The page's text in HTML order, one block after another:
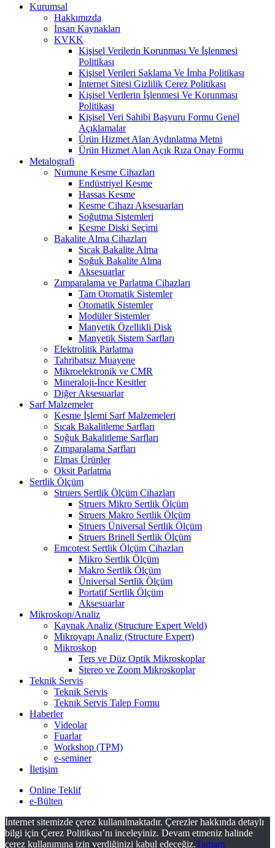
Kurumsal
Hakkımızda
İnsan Kaynakları
KVKK
Kişisel Verilerin Korunması Ve İşlenmesi
Politikası
Kişisel Verileri Saklama Ve İmha Politikası
İnternet Sitesi Gizlilik Çerez Politikası
Kişisel Verilerin İşlenmesi Ve Korunması
Politikası
Kişisel Veri Sahibi Başvuru Formu Genel
Açıklamalar
Ürün Hizmet Alan Aydınlatma Metni
Ürün Hizmet Alan Açık Rıza Onay Formu
Metalografi
Numune Kesme Cihazları
Endüstriyel Kesme
Hassas Kesme
Kesme Cihazı Aksesuarları
Soğutma Sistemleri
Kesme Diski Seçimi
Bakalite Alma Cihazları
Sıcak Bakalite Alma
Soğuk Bakalite Alma
Aksesuarlar
Zımparalama ve Parlatma Cihazları
Tam Otomatik Sistemler
Otomatik Sistemler
Modüler Sistemler
Manyetik Özellikli Disk
Manyetik Sistem Sarfları
Elektrolitik Parlatma
Tahribatsız Muayene
Mikroelektronik ve CMR
Mineraloji-İnce Kesitler
Diğer Aksesuarlar
Sarf Malzemeler
Kesme İşlemi Sarf Malzemeleri
Sıcak Bakalitleme Sarfları
Soğuk Bakalitleme Sarfları
Zımparalama Sarfları
Elmas Ürünler
Oksit Parlatma
Sertlik Ölçüm
Struers Sertlik Ölçüm Cihazları
Struers Mikro Sertlik Ölçüm
Struers Makro Sertlik Ölçüm
Struers Üniversal Sertlik Ölçüm
Struers Brinell Sertlik Ölçüm
Emcotest Sertlik Ölçüm Cihazları
Mikro Sertlik Ölçüm
Makro Sertlik Ölçüm
Üniversal Sertlik Ölçüm
Portatif Sertlik Ölçüm
Aksesuarlar
Mikroskop/Analiz
Kaynak Analiz (Structure Expert Weld)
Mikroyapı Analiz (Structure Expert)
Mikroskop
Ters ve Düz Optik Mikroskoplar
Stereo ve Zoom Mikroskoplar
Teknik Servis
Teknik Servis
Teknik Servis Talep Formu
Haberler
Videolar
Fuarlar
Workshop (TPM)
e-seminer
İletişim
Online Teklif
e-Bülten
İnternet sitemizde çerez kullanılmaktadır. Çerezler hakkında detaylı
bilgi için Çerez Politikası’nı inceleyiniz. Devam etmeniz halinde
çerez kullanımına izin verdiğinizi kabul edeceğiz.Tamam